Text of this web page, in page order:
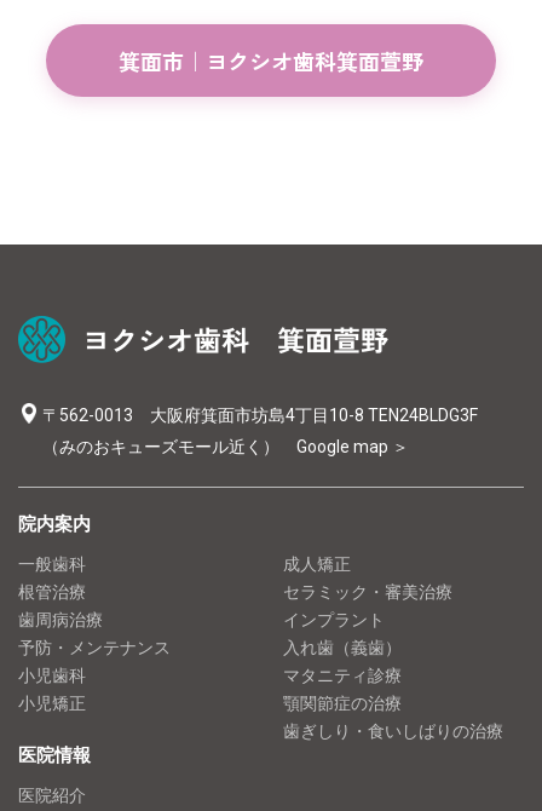
箕面市｜ヨクシオ歯科箕面萱野
〒562-0013 大阪府箕面市坊島4丁目10-8 TEN24BLDG3F
（みのおキューズモール近く） Google map ＞
院内案内
一般歯科
根管治療
歯周病治療
予防・メンテナンス
小児歯科
小児矯正
成人矯正
セラミック・審美治療
インプラント
入れ歯（義歯）
マタニティ診療
顎関節症の治療
歯ぎしり・食いしばりの治療
医院情報
医院紹介